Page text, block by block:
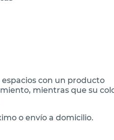
con un producto
mientras que su
o envío a domicilio.